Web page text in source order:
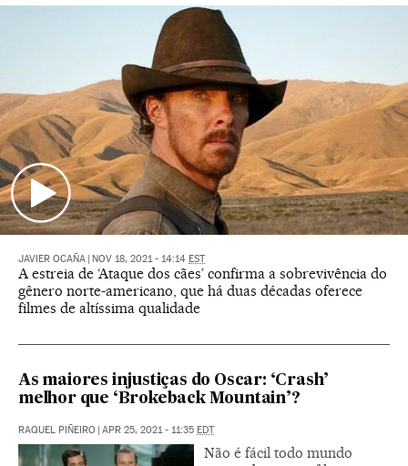
JAVIER OCAÑA NOV 18, 2021 - 14:14 EST
A estreia de ‘Ataque dos cães’ confirma a sobrevivência do
gênero norte-americano, que há duas décadas oferece
filmes de altíssima qualidade
As maiores injustiças do Oscar: ‘Crash’
melhor que ‘Brokeback Mountain’?
RAQUEL PIÑEIRO APR 25, 2021 - 11:35 EDT
Não é fácil todo mundo